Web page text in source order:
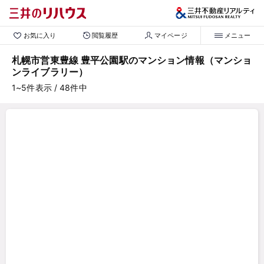
お気に入り 閲覧履歴 マイページ メニュー
札幌市営東豊線 豊平公園駅のマンション情報（マンショ
ンライブラリー）
1~5件表示/ 48件中